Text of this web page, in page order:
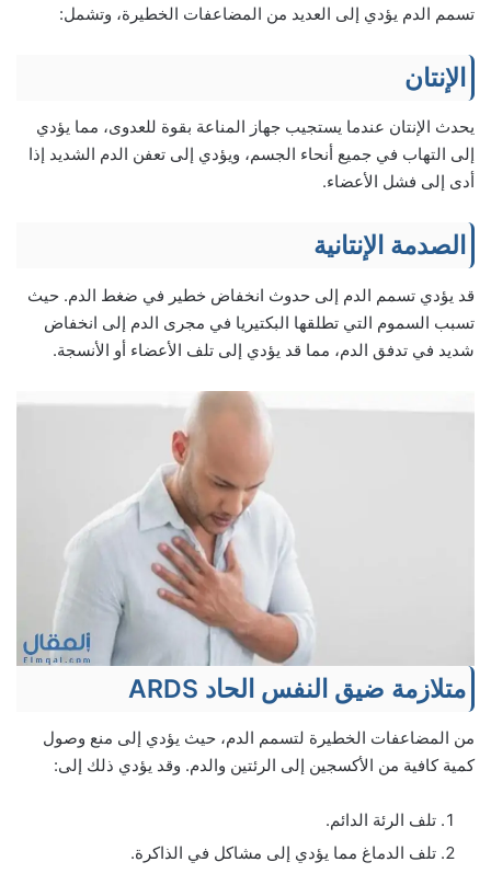
تسمم الدم يؤدي إلى العديد من المضاعفات الخطيرة، وتشمل:
الإنتان
يحدث الإنتان عندما يستجيب جهاز المناعة بقوة للعدوى، مما يؤدي
إلى التهاب في جميع أنحاء الجسم، ويؤدي إلى تعفن الدم الشديد إذا
أدى إلى فشل الأعضاء.
الصدمة الإنتانية
قد يؤدي تسمم الدم إلى حدوث انخفاض خطير في ضغط الدم. حيث
تسبب السموم التي تطلقها البكتيريا في مجرى الدم إلى انخفاض
شديد في تدفق الدم، مما قد يؤدي إلى تلف الأعضاء أو الأنسجة.
متلازمة ضيق النفس الحاد ARDS
من المضاعفات الخطيرة لتسمم الدم، حيث يؤدي إلى منع وصول
كمية كافية من الأكسجين إلى الرئتين والدم. وقد يؤدي ذلك إلى:
تلف الرئة الدائم.
تلف الدماغ مما يؤدي إلى مشاكل في الذاكرة.